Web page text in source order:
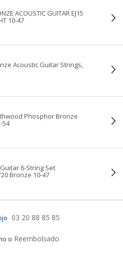
ACOUSTIC GUITAR EJ15
10-47
Acoustic Guitar Strings,
Phosphor Bronze
54
6-String Set
Bronze 10-47
03 20 88 85 85
o Reembolsado